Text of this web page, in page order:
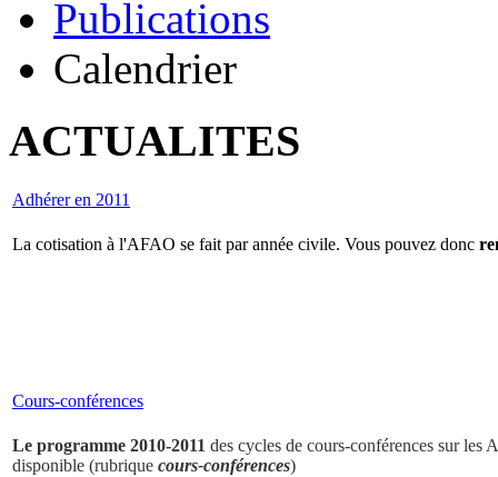
Publications
Calendrier
ACTUALITES
Adhérer en 2011
La cotisation à l'AFAO se fait par année civile. Vous pouvez donc
Cours-conférences
Le programme 2010-2011 des cycles de cours-conférences sur
disponible (rubrique cours-conférences)